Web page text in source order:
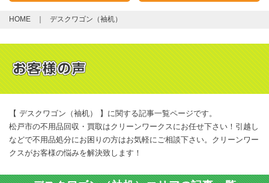
HOME デスクワゴン（袖机）
【 デスクワゴン（袖机） 】に関する記事一覧ページです。
松戸市の不用品回収・買取はクリーンワークスにお任せ下さい！引越し
などで不用品処分にお困りの方はお気軽にご相談下さい。クリーンワー
クスがお客様の悩みを解決致します！